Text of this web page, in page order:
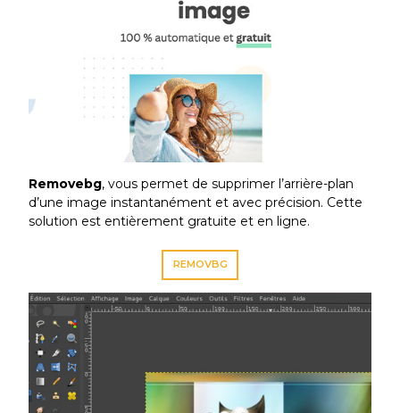
Removebg, vous permet de supprimer l’arrière-plan
d’une image instantanément et avec précision. Cette
solution est entièrement gratuite et en ligne.
REMOVBG